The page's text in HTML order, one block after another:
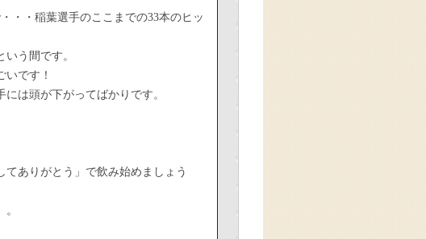
・・稲葉選手のここまでの33本のヒッ
う間です。
です！
は頭が下がってばかりです。
ありがとう」で飲み始めましょう